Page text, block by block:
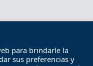
para brindarle la
sus preferencias y